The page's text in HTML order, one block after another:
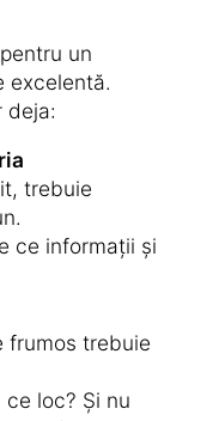
un
excelentă.
deja:
trebuie
ce informații și
frumos trebuie
ce loc? Și nu